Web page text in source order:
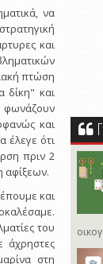
να
και
πτώση
δίκη" και
φωνάζουν
και
έλεγε ότι
πριν 2
αφίξεων.
και
του
άχρηστες
στη